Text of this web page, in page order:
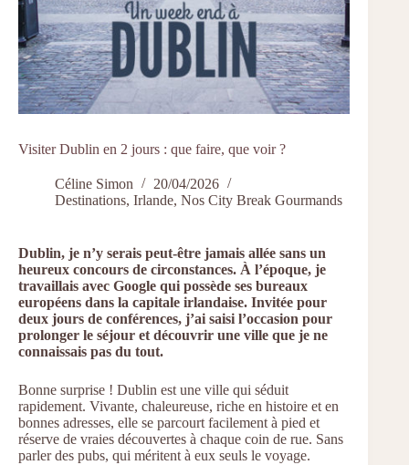
Visiter Dublin en 2 jours : que faire, que voir ?
Céline Simon
20/04/2026
Destinations, Irlande, Nos City Break Gourmands
Dublin, je n’y serais peut-être jamais allée sans un
heureux concours de circonstances. À l’époque, je
travaillais avec Google qui possède ses bureaux
européens dans la capitale irlandaise. Invitée pour
deux jours de conférences, j’ai saisi l’occasion pour
prolonger le séjour et découvrir une ville que je ne
connaissais pas du tout.
Bonne surprise ! Dublin est une ville qui séduit
rapidement. Vivante, chaleureuse, riche en histoire et en
bonnes adresses, elle se parcourt facilement à pied et
réserve de vraies découvertes à chaque coin de rue. Sans
parler des pubs, qui méritent à eux seuls le voyage.